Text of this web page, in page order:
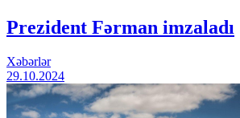
Prezident Fərman imzaladı
Xəbərlər
29.10.2024